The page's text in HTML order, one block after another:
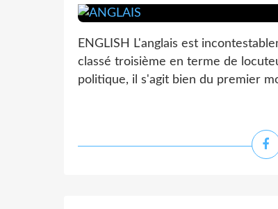
ENGLISH L'anglais est
classé troisième en terme de
politique, il s'agit bien du premier